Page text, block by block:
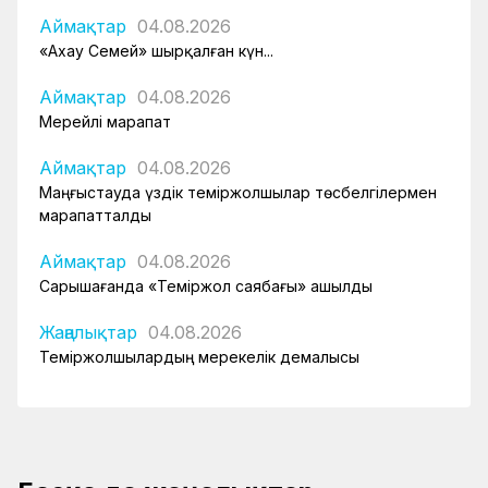
Аймақтар 04.08.2026
«Ахау Семей» шырқалған күн...
Аймақтар 04.08.2026
Мерейлі марапат
Аймақтар 04.08.2026
Маңғыстауда үздік теміржолшылар төсбелгілермен
марапатталды
Аймақтар 04.08.2026
Сарышағанда «Теміржол саябағы» ашылды
Жаңалықтар 04.08.2026
Теміржолшылардың мерекелік демалысы